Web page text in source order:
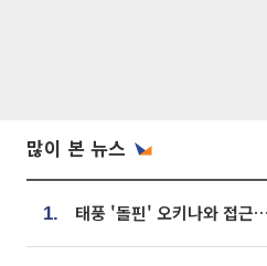
많이 본 뉴스
1.